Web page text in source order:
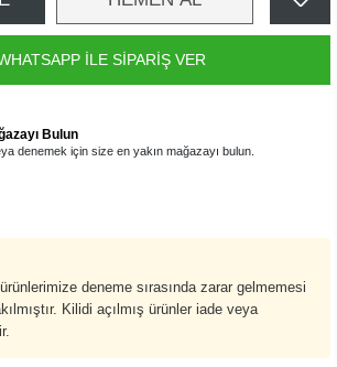
İLE SİPARİŞ VER
Bulun
denemek için size en yakın mağazayı bulun.
deneme sırasında zarar gelmemesi
Kilidi açılmış ürünler iade veya